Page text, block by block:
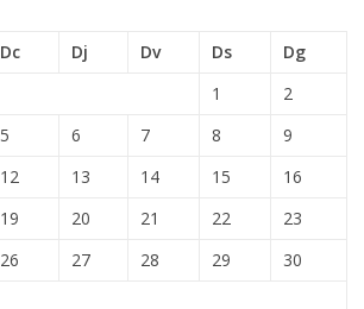
Dc Dj Dv Ds
Dg
1
2
5 6 7 8
9
12 13 14 15
16
19 20 21 22
23
26 27 28 29
30